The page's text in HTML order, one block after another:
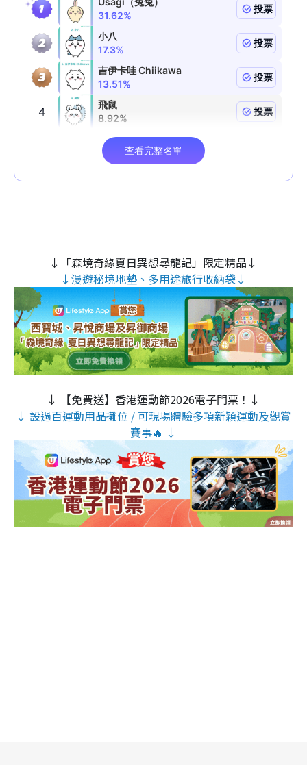
↓「森境奇緣夏日異想尋龍記」限定精品↓
↓漫遊秘境地墊、多用途旅行收納袋↓
↓ 【免費送】香港運動節2026電子門票！↓
↓ 設過百運動用品攤位 / 可現場體驗多項新穎運動及觀賞
賽事🔥 ↓